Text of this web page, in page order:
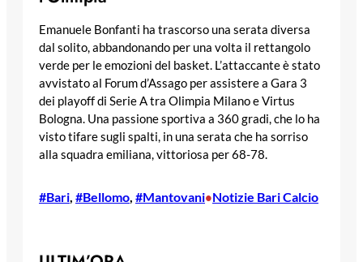
Emanuele Bonfanti ha trascorso una serata diversa
dal solito, abbandonando per una volta il rettangolo
verde per le emozioni del basket. L’attaccante è stato
avvistato al Forum d’Assago per assistere a Gara 3
dei playoff di Serie A tra Olimpia Milano e Virtus
Bologna. Una passione sportiva a 360 gradi, che lo ha
visto tifare sugli spalti, in una serata che ha sorriso
alla squadra emiliana, vittoriosa per 68-78.
#Bari #Bellomo #Mantovani•Notizie Bari Calcio